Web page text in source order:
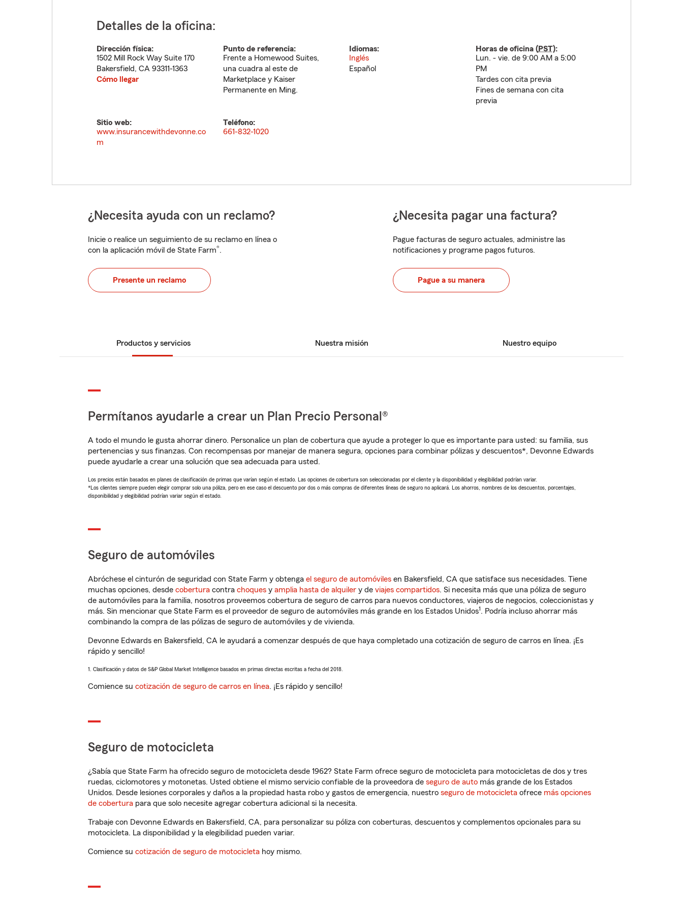
Detalles de la oficina:
Dirección física:
1502 Mill Rock Way Suite 170
Bakersfield, CA 93311-1363
Cómo llegar
Punto de referencia:
Frente a Homewood Suites,
una cuadra al este de
Marketplace y Kaiser
Permanente en Ming.
Idiomas:
Inglés
Español
Horas de oficina (PST):
Lun. - vie. de 9:00 AM a 5:00
PM
Tardes con cita previa
Fines de semana con cita
previa
Sitio web:
www.insurancewithdevonne.co
m
Teléfono:
661-832-1020
¿Necesita ayuda con un reclamo?
Inicie o realice un seguimiento de su reclamo en línea o
con la aplicación móvil de State Farm®.
Presente un reclamo
¿Necesita pagar una factura?
Pague facturas de seguro actuales, administre las
notificaciones y programe pagos futuros.
Pague a su manera
Productos y servicios Nuestra misión Nuestro equipo
Permítanos ayudarle a crear un Plan Precio Personal®
A todo el mundo le gusta ahorrar dinero. Personalice un plan de cobertura que ayude a proteger lo que es importante para usted: su familia, sus
pertenencias y sus finanzas. Con recompensas por manejar de manera segura, opciones para combinar pólizas y descuentos*, Devonne Edwards
puede ayudarle a crear una solución que sea adecuada para usted.
Los precios están basados en planes de clasificación de primas que varían según el estado. Las opciones de cobertura son seleccionadas por el cliente y la disponibilidad y elegibilidad podrían variar.
*Los clientes siempre pueden elegir comprar solo una póliza, pero en ese caso el descuento por dos o más compras de diferentes líneas de seguro no aplicará. Los ahorros, nombres de los descuentos, porcentajes,
disponibilidad y elegibilidad podrían variar según el estado.
Seguro de automóviles
Abróchese el cinturón de seguridad con State Farm y obtenga el seguro de automóviles en Bakersfield, CA que satisface sus necesidades. Tiene
muchas opciones, desde cobertura contra choques y amplia hasta de alquiler y de viajes compartidos. Si necesita más que una póliza de seguro
de automóviles para la familia, nosotros proveemos cobertura de seguro de carros para nuevos conductores, viajeros de negocios, coleccionistas y
más. Sin mencionar que State Farm es el proveedor de seguro de automóviles más grande en los Estados Unidos1. Podría incluso ahorrar más
combinando la compra de las pólizas de seguro de automóviles y de vivienda.
Devonne Edwards en Bakersfield, CA le ayudará a comenzar después de que haya completado una cotización de seguro de carros en línea. ¡Es
rápido y sencillo!
1. Clasificación y datos de S&P Global Market Intelligence basados en primas directas escritas a fecha del 2018.
Comience su cotización de seguro de carros en línea. ¡Es rápido y sencillo!
Seguro de motocicleta
¿Sabía que State Farm ha ofrecido seguro de motocicleta desde 1962? State Farm ofrece seguro de motocicleta para motocicletas de dos y tres
ruedas, ciclomotores y motonetas. Usted obtiene el mismo servicio confiable de la proveedora de seguro de auto más grande de los Estados
Unidos. Desde lesiones corporales y daños a la propiedad hasta robo y gastos de emergencia, nuestro seguro de motocicleta ofrece más opciones
de cobertura para que solo necesite agregar cobertura adicional si la necesita.
Trabaje con Devonne Edwards en Bakersfield, CA, para personalizar su póliza con coberturas, descuentos y complementos opcionales para su
motocicleta. La disponibilidad y la elegibilidad pueden variar.
Comience su cotización de seguro de motocicleta hoy mismo.